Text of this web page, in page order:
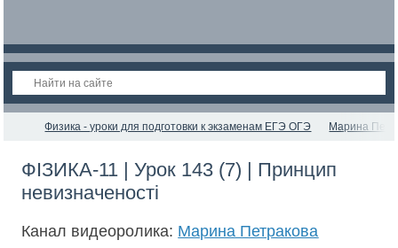
Физика - уроки для подготовки к экзаменам ЕГЭ ОГЭ Марина
ФІЗИКА-11 | Урок 143 (7) | Принцип
невизначеності
Канал видеоролика: Марина Петракова